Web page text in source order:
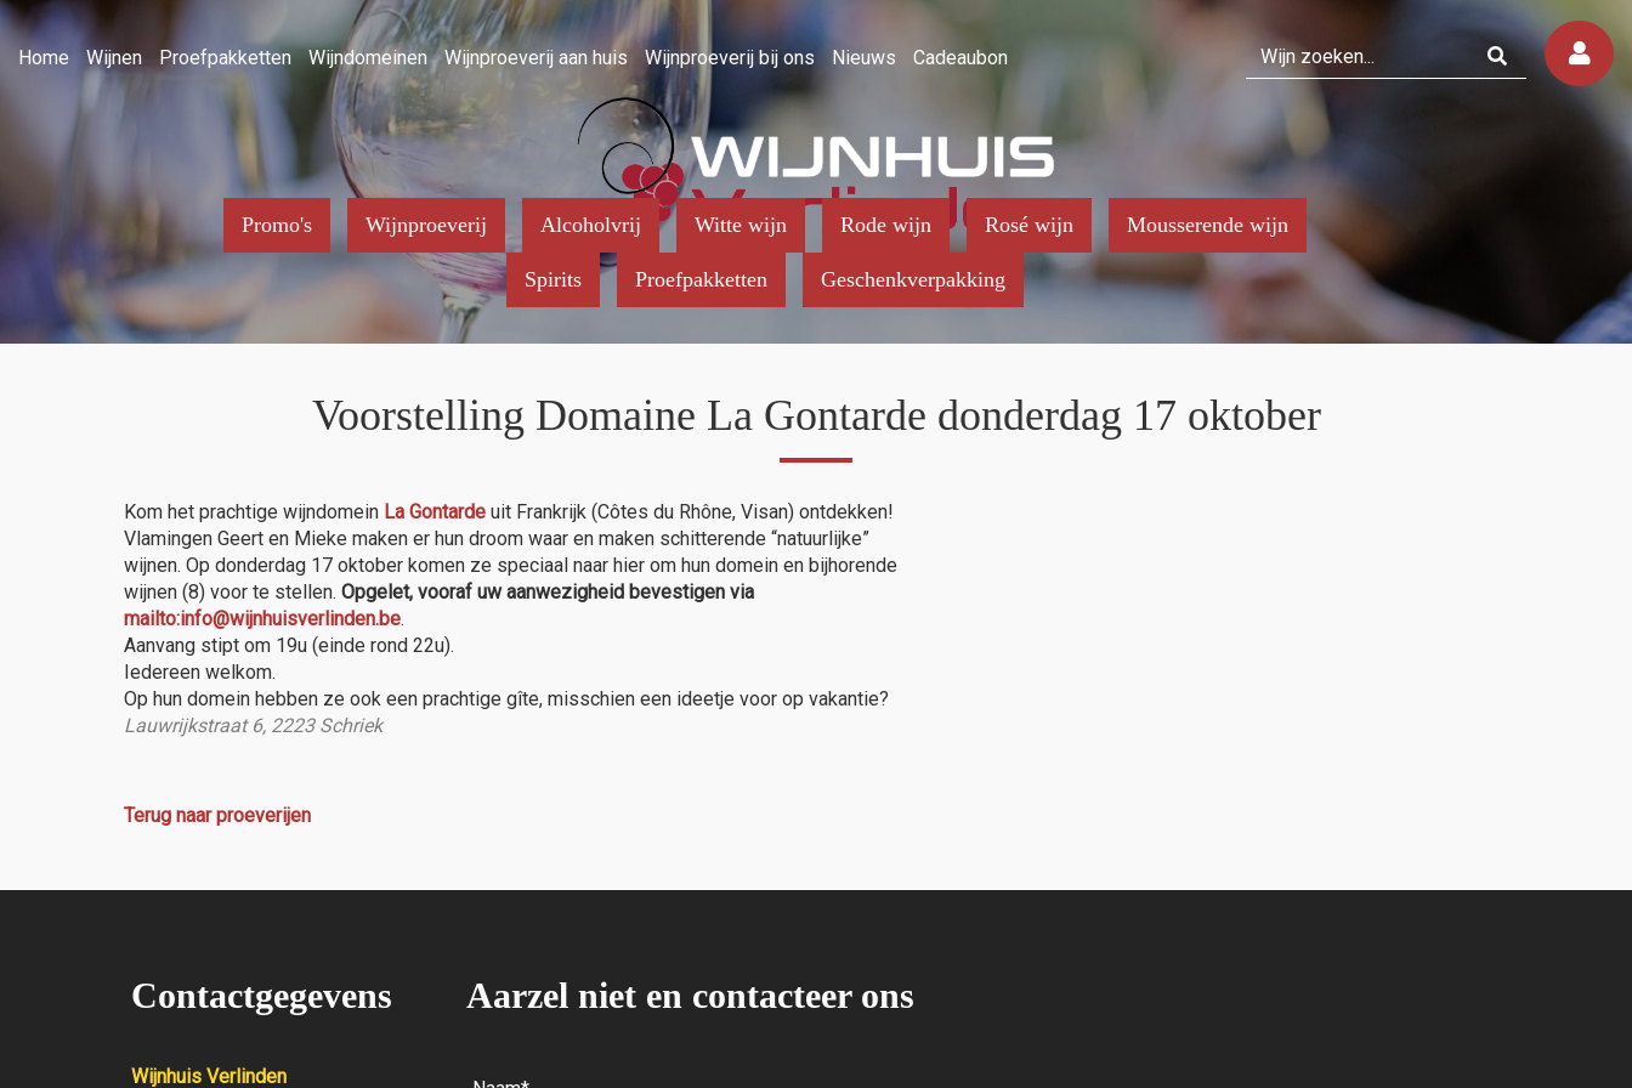
Home Wijnen Proefpakketten Wijndomeinen Wijnproeverij aan huis Wijnproeverij bij ons Nieuws Cadeaubon
Promo's Wijnproeverij Alcoholvrij Witte wijn Rode wijn Rosé wijn Mousserende wijn
Spirits Proefpakketten Geschenkverpakking
Voorstelling Domaine La Gontarde donderdag 17 oktober
Kom het prachtige wijndomein La Gontarde uit Frankrijk (Côtes du Rhône, Visan) ontdekken!
Vlamingen Geert en Mieke maken er hun droom waar en maken schitterende “natuurlijke”
wijnen. Op donderdag 17 oktober komen ze speciaal naar hier om hun domein en bijhorende
wijnen (8) voor te stellen. Opgelet, vooraf uw aanwezigheid bevestigen via
mailto:info@wijnhuisverlinden.be.
Aanvang stipt om 19u (einde rond 22u).
Iedereen welkom.
Op hun domein hebben ze ook een prachtige gîte, misschien een ideetje voor op vakantie?
Lauwrijkstraat 6, 2223 Schriek
Terug naar proeverijen
Contactgegevens
Wijnhuis Verlinden
Aarzel niet en contacteer ons